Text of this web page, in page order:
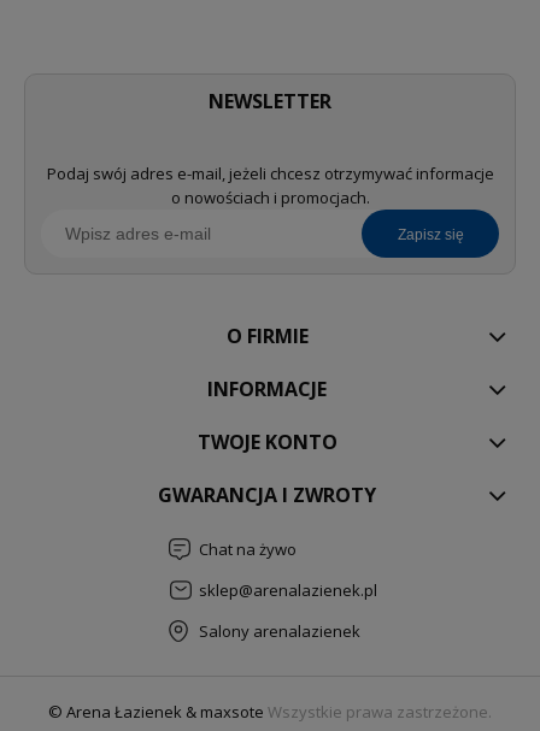
NEWSLETTER
Podaj swój adres e-mail, jeżeli chcesz otrzymywać informacje
o nowościach i promocjach.
zapisz się
O FIRMIE
INFORMACJE
TWOJE KONTO
GWARANCJA I ZWROTY
Chat na żywo
sklep@arenalazienek.pl
Salony arenalazienek
© Arena Łazienek & maxsote Wszystkie prawa zastrzeżone.